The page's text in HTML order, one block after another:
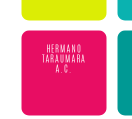
HERMANO
TARAUMARA
A.C.